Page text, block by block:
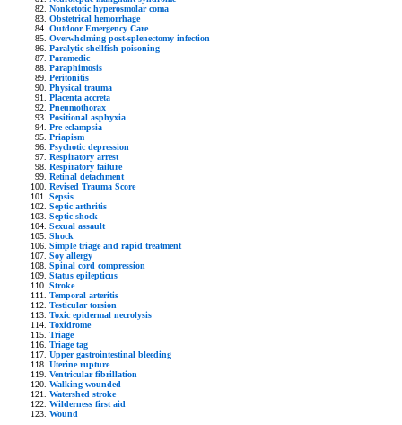
Nonketotic hyperosmolar coma
Obstetrical hemorrhage
Outdoor Emergency Care
Overwhelming post-splenectomy infection
Paralytic shellfish poisoning
Paramedic
Paraphimosis
Peritonitis
Physical trauma
Placenta accreta
Pneumothorax
Positional asphyxia
Pre-eclampsia
Priapism
Psychotic depression
Respiratory arrest
Respiratory failure
Retinal detachment
Revised Trauma Score
Sepsis
Septic arthritis
Septic shock
Sexual assault
Shock
Simple triage and rapid treatment
Soy allergy
Spinal cord compression
Status epilepticus
Stroke
Temporal arteritis
Testicular torsion
Toxic epidermal necrolysis
Toxidrome
Triage
Triage tag
Upper gastrointestinal bleeding
Uterine rupture
Ventricular fibrillation
Walking wounded
Watershed stroke
Wilderness first aid
Wound